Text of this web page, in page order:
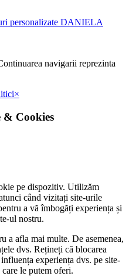
personalizate DANIELA
navigarii reprezinta
×
& Cookies
pe dispozitiv. Utilizăm
când vizitați site-urile
a vă îmbogăți experiența și
ul nostru.
a afla mai multe. De asemenea,
dvs. Rețineți că blocarea
experiența dvs. pe site-
le putem oferi.